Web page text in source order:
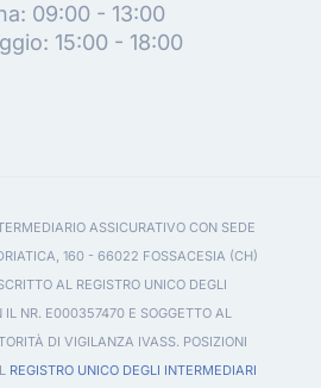
09:00 - 13:00
15:00 - 18:00
ASSICURATIVO CON SEDE
160 - 66022 FOSSACESIA (CH)
AL REGISTRO UNICO DEGLI
IL NR. E000357470 E SOGGETTO AL
DI VIGILANZA IVASS. POSIZIONI
REGISTRO UNICO DEGLI INTERMEDIARI